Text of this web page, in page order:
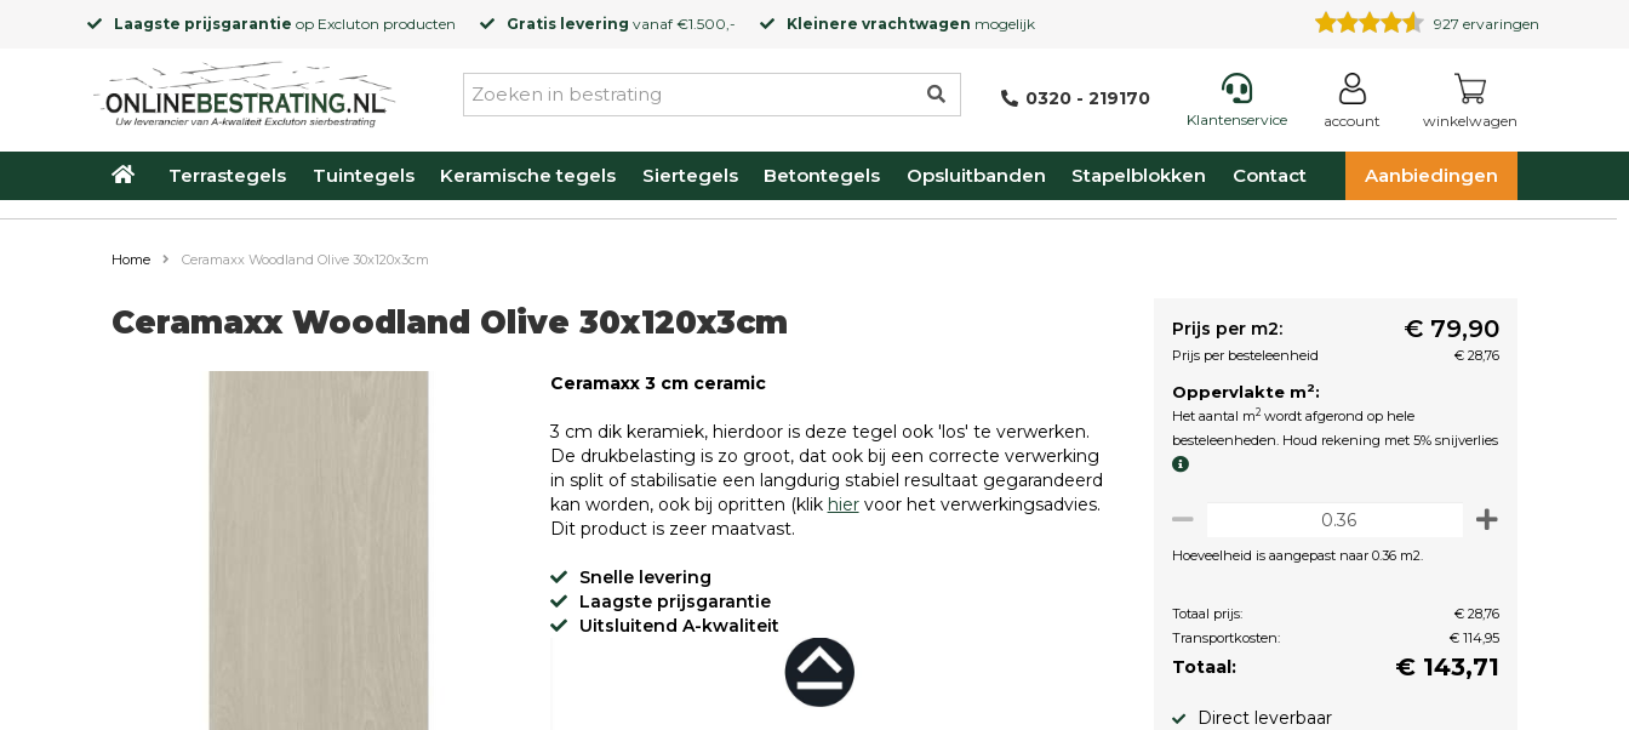
Laagste prijsgarantie op Excluton producten Gratis levering vanaf €1.500,- Kleinere vrachtwagen mogelijk 927 ervaringen
0320 - 219170
Klantenservice account winkelwagen
Terrastegels Tuintegels Keramische tegels Siertegels Betontegels Opsluitbanden Stapelblokken Contact Aanbiedingen
Home Ceramaxx Woodland Olive 30x120x3cm
Ceramaxx Woodland Olive 30x120x3cm
Ceramaxx 3 cm ceramic
3 cm dik keramiek, hierdoor is deze tegel ook 'los' te verwerken.
De drukbelasting is zo groot, dat ook bij een correcte verwerking
in split of stabilisatie een langdurig stabiel resultaat gegarandeerd
kan worden, ook bij opritten (klik hiervoor het verwerkingsadvies.
Dit product is zeer maatvast.
Snelle levering
Laagste prijsgarantie
Uitsluitend A-kwaliteit
Prijs per m2: € 79,90
Prijs per besteleenheid € 28,76
Oppervlakte m2:
Het aantal m2 wordt afgerond op hele
besteleenheden. Houd rekening met 5% snijverlies
Hoeveelheid is aangepast naar 0.36 m2.
Totaal prijs:
€ 28,76
Transportkosten:
€ 114,95
Totaal: € 143,71
Direct leverbaar